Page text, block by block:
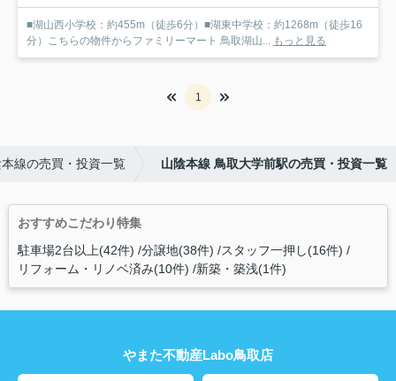
■湖山西小学校：約455m（徒歩6分）■湖東中学校：約1268m（徒歩16
分）こちらの物件からファミリーマート 鳥取湖山... もっと見る
1
線の売買・投資一覧 山陰本線 鳥取大学前駅の売買・投資一覧
おすすめこだわり特集
駐車場2台以上(42件) 分譲地(38件) スタッフ一押し(16件)
リフォーム・リノベ済み(10件) 新築・築浅(1件)
やまた不動産Labo鳥取店